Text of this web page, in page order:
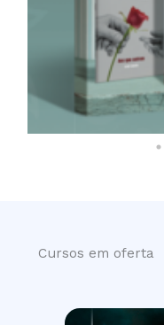
Cursos em oferta